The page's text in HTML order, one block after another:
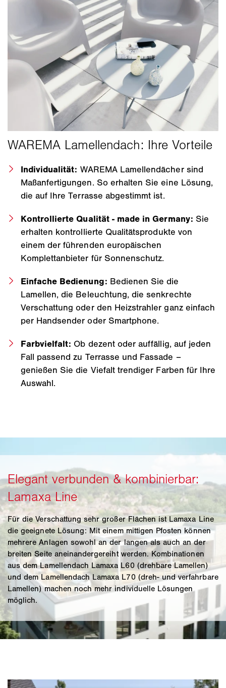
Individualität: WAREMA Lamellendächer sind
Maßanfertigungen. So erhalten Sie eine Lösung,
die auf Ihre Terrasse abgestimmt ist.
Kontrollierte Qualität - made in Germany: Sie
erhalten kontrollierte Qualitätsprodukte von
einem der führenden europäischen
Komplettanbieter für Sonnenschutz.
Einfache Bedienung: Bedienen Sie die
Lamellen, die Beleuchtung, die senkrechte
Verschattung oder den Heizstrahler ganz einfach
per Handsender oder Smartphone.
Farbvielfalt: Ob dezent oder auffällig, auf jeden
Fall passend zu Terrasse und Fassade –
genießen Sie die Viefalt trendiger Farben für Ihre
Auswahl.
Für die Verschattung sehr großer Flächen ist Lamaxa Line
die geeignete Lösung: Mit einem mittigen Pfosten können
mehrere Anlagen sowohl an der langen als auch an der
breiten Seite aneinandergereiht werden. Kombinationen
aus dem Lamellendach Lamaxa L60 (drehbare Lamellen)
und dem Lamellendach Lamaxa L70 (dreh- und verfahrbare
Lamellen) machen noch mehr individuelle Lösungen
möglich.